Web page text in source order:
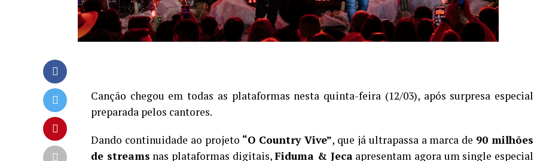
Canção chegou em todas as plataformas nesta quinta-feira (12/03), após surpresa especial
preparada pelos cantores.
Dando continuidade ao projeto “O Country Vive”, que já ultrapassa a marca de 90 milhões
de streams nas plataformas digitais,Fiduma & Jecaapresentam agora um single especial